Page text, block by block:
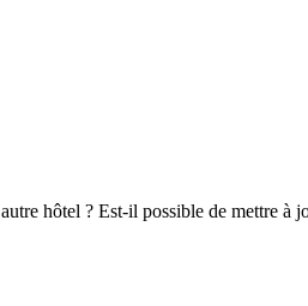
hôtel ? Est-il possible de mettre